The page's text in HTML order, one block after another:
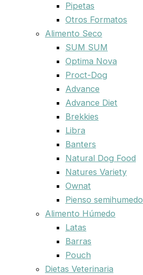
Pipetas
Otros Formatos
Alimento Seco
SUM SUM
Optima Nova
Proct-Dog
Advance
Advance Diet
Brekkies
Libra
Banters
Natural Dog Food
Natures Variety
Ownat
Pienso semihumedo
Alimento Húmedo
Latas
Barras
Pouch
Dietas Veterinaria